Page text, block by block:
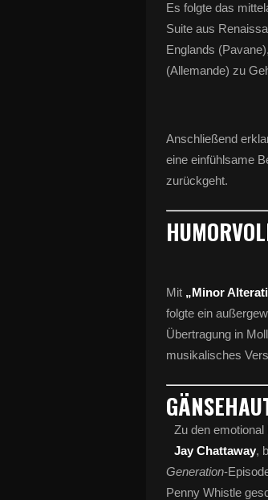
Es folgte das
Suite aus
Englands
(Allemande) zu
Anschließend
eine einfühlsame
zurückgeht.
Mit „Minor
folgte ein
Übertragung in
musikalisches
Zu den
Jay Chattaway,
Generation-
Penny Whistle